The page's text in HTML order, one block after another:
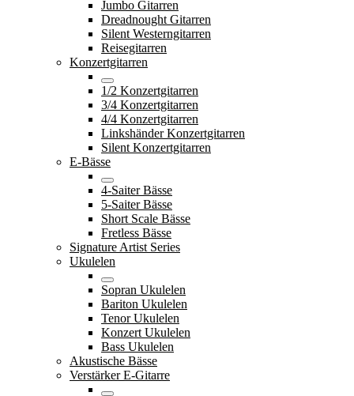
Jumbo Gitarren
Dreadnought Gitarren
Silent Westerngitarren
Reisegitarren
Konzertgitarren
1/2 Konzertgitarren
3/4 Konzertgitarren
4/4 Konzertgitarren
Linkshänder Konzertgitarren
Silent Konzertgitarren
E-Bässe
4-Saiter Bässe
5-Saiter Bässe
Short Scale Bässe
Fretless Bässe
Signature Artist Series
Ukulelen
Sopran Ukulelen
Bariton Ukulelen
Tenor Ukulelen
Konzert Ukulelen
Bass Ukulelen
Akustische Bässe
Verstärker E-Gitarre